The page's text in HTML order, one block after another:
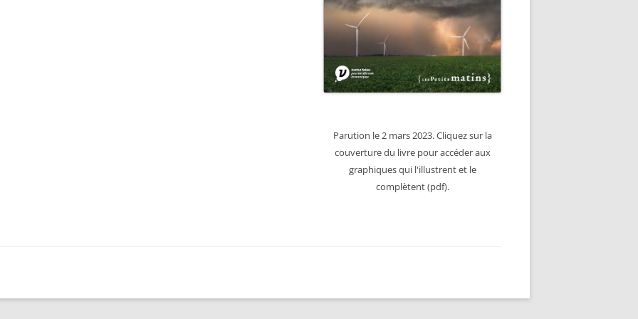
Parution le 2 mars 2023. Cliquez sur la
couverture du livre pour accéder aux
graphiques qui l'illustrent et le
complètent (pdf).